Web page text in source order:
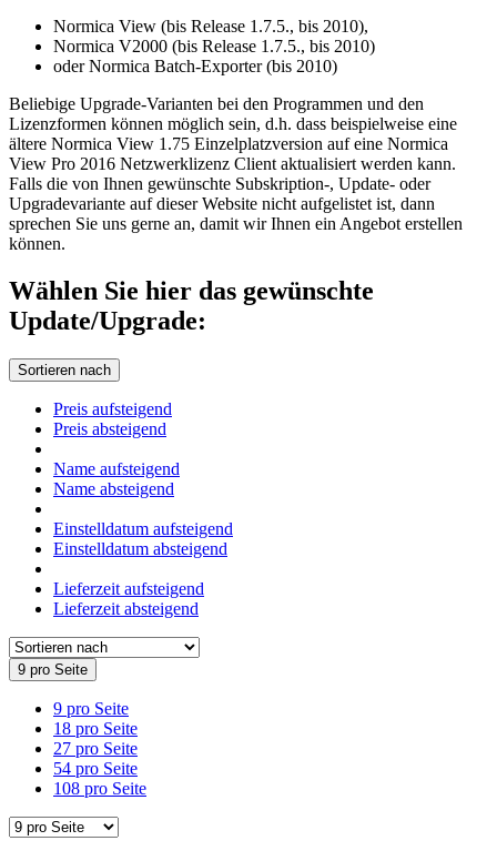
Normica View (bis Release 1.7.5., bis 2010),
Normica V2000 (bis Release 1.7.5., bis 2010)
oder Normica Batch-Exporter (bis 2010)
Beliebige Upgrade-Varianten bei den Programmen und den
Lizenzformen können möglich sein, d.h. dass beispielweise eine
ältere Normica View 1.75 Einzelplatzversion auf eine Normica
View Pro 2016 Netzwerklizenz Client aktualisiert werden kann.
Falls die von Ihnen gewünschte Subskription-, Update- oder
Upgradevariante auf dieser Website nicht aufgelistet ist, dann
sprechen Sie uns gerne an, damit wir Ihnen ein Angebot erstellen
können.
Wählen Sie hier das gewünschte
Update/Upgrade:
Sortieren nach
Preis aufsteigend
Preis absteigend
Name aufsteigend
Name absteigend
Einstelldatum aufsteigend
Einstelldatum absteigend
Lieferzeit aufsteigend
Lieferzeit absteigend
9 pro Seite
9 pro Seite
18 pro Seite
27 pro Seite
54 pro Seite
108 pro Seite